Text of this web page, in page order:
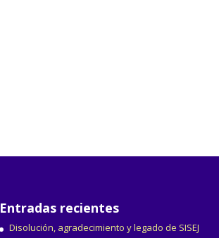
Entradas recientes
Disolución, agradecimiento y legado de SISEJ